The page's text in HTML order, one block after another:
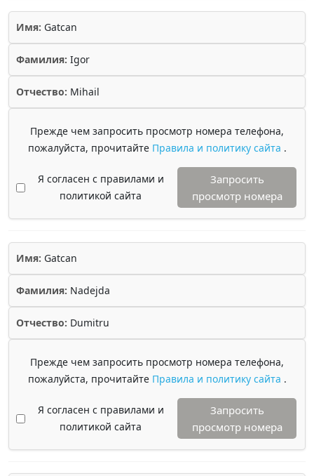
Имя: Gatcan
Фамилия: Igor
Отчество: Mihail
Прежде чем запросить просмотр номера телефона,
пожалуйста, прочитайте Правила и политику сайта .
Я согласен с правилами и
политикой сайта
Запросить
просмотр номера
Имя: Gatcan
Фамилия: Nadejda
Отчество: Dumitru
Прежде чем запросить просмотр номера телефона,
пожалуйста, прочитайте Правила и политику сайта .
Я согласен с правилами и
политикой сайта
Запросить
просмотр номера